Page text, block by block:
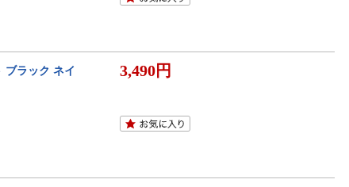
ブラック ネイ
3,490円